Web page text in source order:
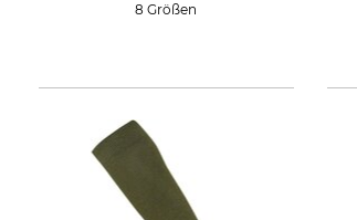
8 Größen